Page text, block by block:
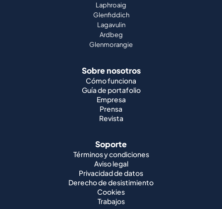
Laphroaig
Glenfiddich
Lagavulin
Ardbeg
Glenmorangie
Sobre nosotros
Cómo funciona
Guía de portafolio
Empresa
Prensa
Revista
Soporte
Términos y condiciones
Aviso legal
Privacidad de datos
Derecho de desistimiento
Cookies
Trabajos